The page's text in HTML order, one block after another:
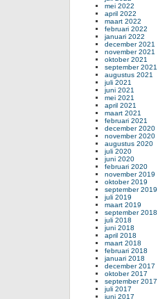
mei 2022
april 2022
maart 2022
februari 2022
januari 2022
december 2021
november 2021
oktober 2021
september 2021
augustus 2021
juli 2021
juni 2021
mei 2021
april 2021
maart 2021
februari 2021
december 2020
november 2020
augustus 2020
juli 2020
juni 2020
februari 2020
november 2019
oktober 2019
september 2019
juli 2019
maart 2019
september 2018
juli 2018
juni 2018
april 2018
maart 2018
februari 2018
januari 2018
december 2017
oktober 2017
september 2017
juli 2017
juni 2017